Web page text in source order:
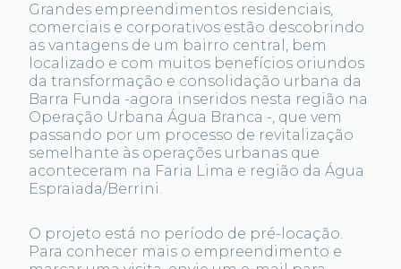
Grandes empreendimentos residenciais,
comerciais e corporativos estão descobrindo
as vantagens de um bairro central, bem
localizado e com muitos benefícios oriundos
da transformação e consolidação urbana da
Barra Funda -agora inseridos nesta região na
Operação Urbana Água Branca -, que vem
passando por um processo de revitalização
semelhante às operações urbanas que
aconteceram na Faria Lima e região da Água
Espraiada/Berrini.
O projeto está no período de pré-locação.
Para conhecer mais o empreendimento e